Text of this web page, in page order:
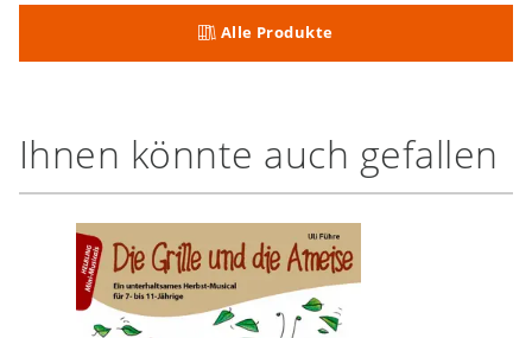
Alle Produkte
Ihnen könnte auch gefallen